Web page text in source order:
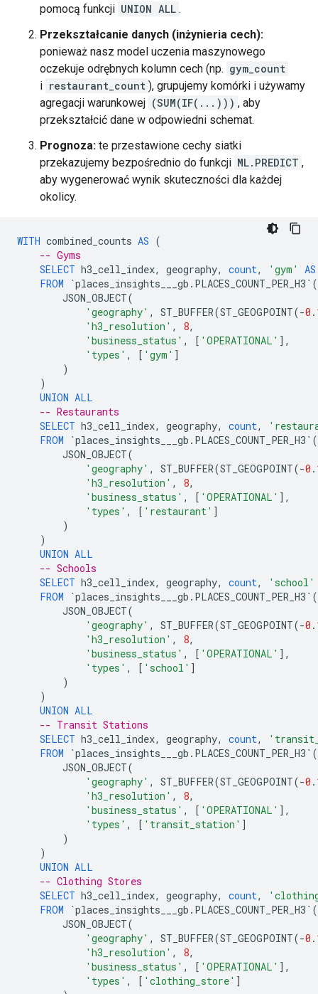
pomocą funkcji UNION ALL .
Przekształcanie danych (inżynieria cech):
ponieważ nasz model uczenia maszynowego
oczekuje odrębnych kolumn cech (np. gym_count
i restaurant_count ), grupujemy komórki i używamy
agregacji warunkowej (SUM(IF(...))) , aby
przekształcić dane w odpowiedni schemat.
Prognoza: te przestawione cechy siatki
przekazujemy bezpośrednio do funkcji ML.PREDICT ,
aby wygenerować wynik skuteczności dla każdej
okolicy.
WITH combined_counts AS (
-- Gyms
SELECT h3_cell_index, geography, count, 'gym'
AS
FROM
`places_insights___gb . PLACES_COUNT_PER_H3 ` (
JSON_OBJECT(
'geography' , ST_BUFFER(ST_GEOGPOINT(-0 .
'h3_resolution' , 8,
'business_status' , [ 'OPERATIONAL' ],
'types' , [ 'gym' ]
)
)
UNION ALL
-- Restaurants
SELECT h3_cell_index, geography, count,
FROM
`places_insights___gb . PLACES_COUNT_PER_H3 ` (
JSON_OBJECT(
'geography' , ST_BUFFER(ST_GEOGPOINT(-0 .
'h3_resolution' , 8,
'business_status' , [ 'OPERATIONAL' ],
'types' , [ 'restaurant' ]
)
)
UNION ALL
-- Schools
SELECT h3_cell_index, geography, count,
'school'
FROM
`places_insights___gb . PLACES_COUNT_PER_H3 ` (
JSON_OBJECT(
'geography' , ST_BUFFER(ST_GEOGPOINT(-0 .
'h3_resolution' , 8,
'business_status' , [ 'OPERATIONAL' ],
'types' , [ 'school' ]
)
)
UNION ALL
-- Transit Stations
SELECT h3_cell_index, geography, count,
FROM
`places_insights___gb . PLACES_COUNT_PER_H3 ` (
JSON_OBJECT(
'geography' , ST_BUFFER(ST_GEOGPOINT(-0 .
'h3_resolution' , 8,
'business_status' , [ 'OPERATIONAL' ],
'types' , [ 'transit_station' ]
)
)
UNION ALL
-- Clothing Stores
SELECT h3_cell_index, geography, count,
FROM
`places_insights___gb . PLACES_COUNT_PER_H3 ` (
JSON_OBJECT(
'geography' , ST_BUFFER(ST_GEOGPOINT(-0 .
'h3_resolution' , 8,
'business_status' , [ 'OPERATIONAL' ],
'types' , [ 'clothing_store' ]